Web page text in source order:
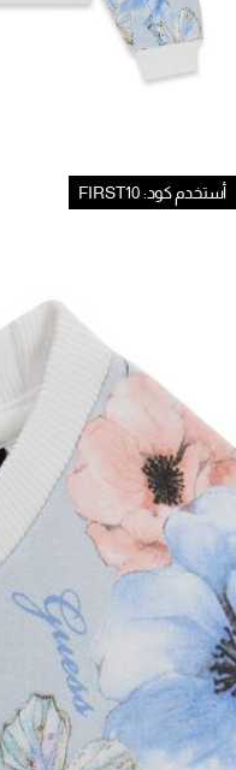
أستخدم كود: FIRST10